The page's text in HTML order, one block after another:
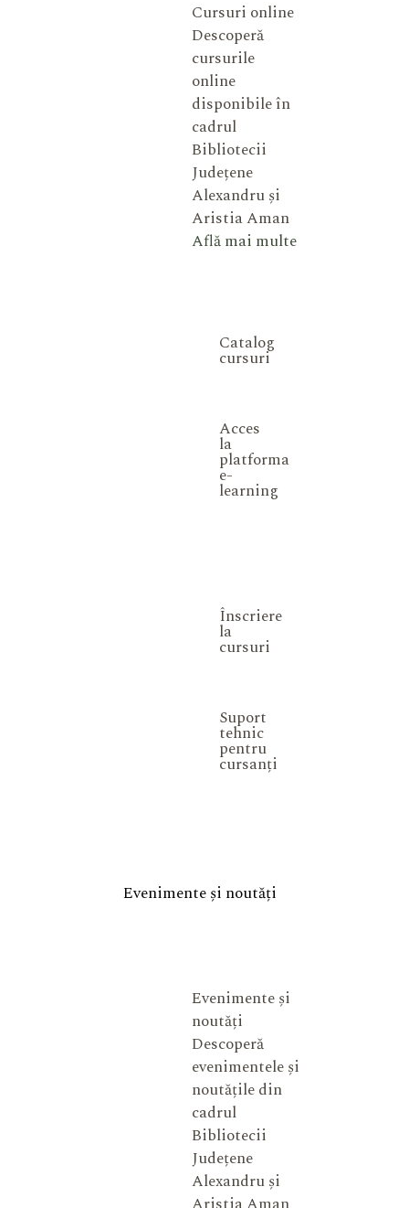
Cursuri online
Descoperă
cursurile
online
disponibile în
cadrul
Bibliotecii
Județene
Alexandru și
Aristia Aman
Află mai multe
Catalog
cursuri
Acces
la
platforma
e-
learning
Înscriere
la
cursuri
Suport
tehnic
pentru
cursanți
Evenimente și noutăți
Evenimente și
noutăți
Descoperă
evenimentele și
noutățile din
cadrul
Bibliotecii
Județene
Alexandru și